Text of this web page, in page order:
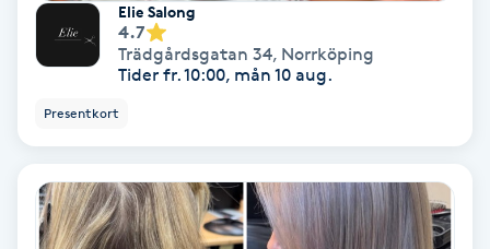
Spa manikyr & pedikyr
Spa-manikyr
Spa-pedikyr
Elie Salong
4.7
Trädgårdsgatan 34, Norrköping
Tider fr. 10:00, mån 10 aug.
Presentkort